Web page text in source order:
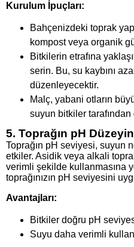
Kurulum İpuçları:
Bahçenizdeki toprak
kompost veya organik
Bitkilerin etrafına
serin. Bu, su kaybını
düzenleyecektir.
Malç, yabani otların
suyun bitkiler
5. Toprağın pH
Toprağın pH seviyesi, suyun
etkiler. Asidik veya alkali
verimli şekilde kullanmasına
toprağınızın pH seviyesini
Avantajları:
Bitkiler doğru pH
Suyu daha verimli